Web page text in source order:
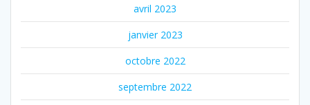
avril 2023
janvier 2023
octobre 2022
septembre 2022